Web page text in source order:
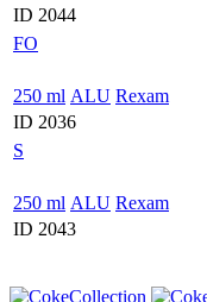
ID 2044
FO
250 ml ALU Rexam
ID 2036
S
250 ml ALU Rexam
ID 2043